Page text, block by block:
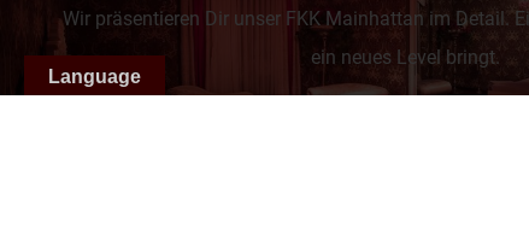
Wir präsentieren Dir unser FKK Mainhattan im Detail.
ein neues Level bringt.
Language